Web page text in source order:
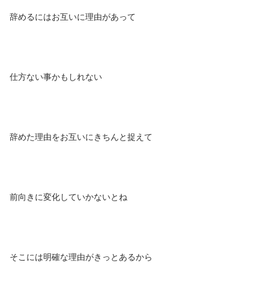
辞めるにはお互いに理由があって
仕方ない事かもしれない
辞めた理由をお互いにきちんと捉えて
前向きに変化していかないとね
そこには明確な理由がきっとあるから